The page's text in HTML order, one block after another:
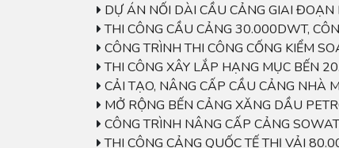
DỰ ÁN NỐI DÀI CẦU CẢNG GIAI
THI CÔNG CẦU CẢNG 30.000DWT,
CÔNG TRÌNH THI CÔNG CỐNG KIỂM
THI CÔNG XÂY LẮP HẠNG MỤC BẾN
CẢI TẠO, NÂNG CẤP CẦU CẢNG NHÀ
MỞ RỘNG BẾN CẢNG XĂNG DẦU
CÔNG TRÌNH NÂNG CẤP CẢNG
THI CÔNG CẢNG QUỐC TẾ THỊ VẢI